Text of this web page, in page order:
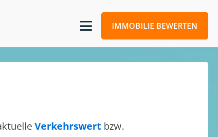
IMMOBILIE BEWERTEN
Verkehrswert bzw.